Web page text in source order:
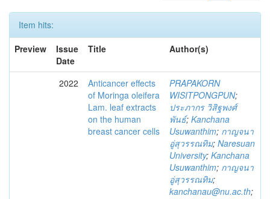
Item hits:
Preview
Issue
Date
Title Author(s)
2022
Anticancer effects
of Moringa oleifera
Lam. leaf extracts
on the human
breast cancer cells
PRAPAKORN
WISITPONGPUN;
ประภากร วิสิฐพงศ์
พันธ์; Kanchana
Usuwanthim; กาญจนา
อู่สุวรรณทิม; Naresuan
University; Kanchana
Usuwanthim; กาญจนา
อู่สุวรรณทิม;
kanchanau@nu.ac.th;